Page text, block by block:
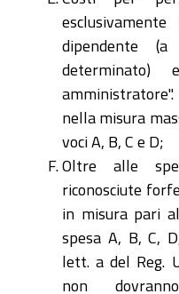
dipendente
determinato)
nella misura
voci A, B, C e D;
Oltre alle
riconosciute
in misura pari
spesa A, B, C,
lett. a del Reg.
non